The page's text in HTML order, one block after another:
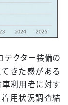
テクター装備の
きた感がある
利用者に対す
用状況調査結